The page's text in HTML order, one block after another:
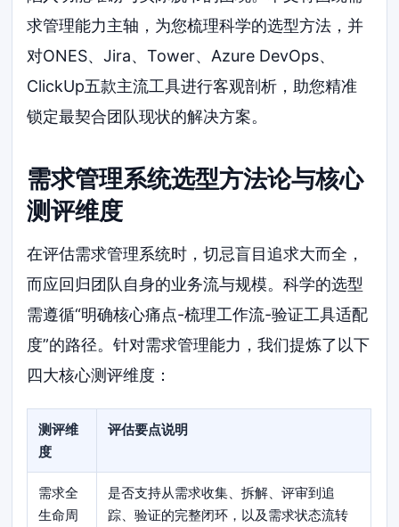
求管理能力主轴，为您梳理科学的选型方法，并
对ONES、Jira、Tower、Azure DevOps、
ClickUp五款主流工具进行客观剖析，助您精准
锁定最契合团队现状的解决方案。
需求管理系统选型方法论与核心
测评维度
在评估需求管理系统时，切忌盲目追求大而全，
而应回归团队自身的业务流与规模。科学的选型
需遵循“明确核心痛点-梳理工作流-验证工具适配
度”的路径。针对需求管理能力，我们提炼了以下
四大核心测评维度：
测评维
度
评估要点说明
需求全
生命周
是否支持从需求收集、拆解、评审到追
踪、验证的完整闭环，以及需求状态流转